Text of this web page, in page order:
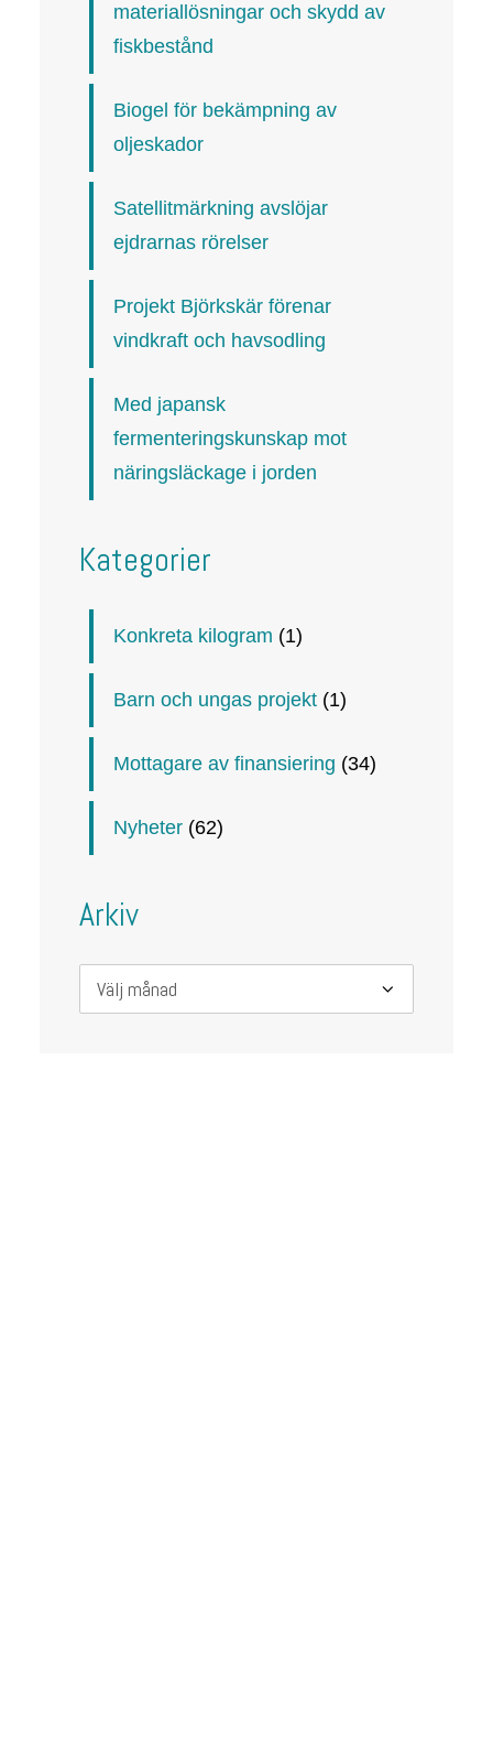
materiallösningar och skydd av
fiskbestånd
Biogel för bekämpning av
oljeskador
Satellitmärkning avslöjar
ejdrarnas rörelser
Projekt Björkskär förenar
vindkraft och havsodling
Med japansk
fermenteringskunskap mot
näringsläckage i jorden
Kategorier
Konkreta kilogram (1)
Barn och ungas projekt (1)
Mottagare av finansiering (34)
Nyheter (62)
Arkiv
Arkiv